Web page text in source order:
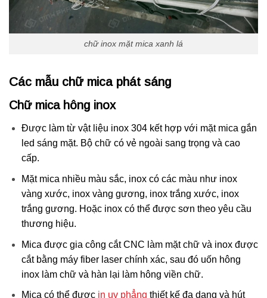
chữ inox mặt mica xanh lá
Các mẫu chữ mica phát sáng
Chữ mica hông inox
Được làm từ vật liệu inox 304 kết hợp với mặt mica gắn
led sáng mặt. Bộ chữ có vẻ ngoài sang trọng và cao
cấp.
Mặt mica nhiều màu sắc, inox có các màu như inox
vàng xước, inox vàng gương, inox trắng xước, inox
trắng gương. Hoặc inox có thể được sơn theo yêu cầu
thương hiệu.
Mica được gia công cắt CNC làm mặt chữ và inox được
cắt bằng máy fiber laser chính xác, sau đó uốn hông
inox làm chữ và hàn lại làm hông viền chữ.
Mica có thể được in uv phẳng thiết kế đa dạng và hút